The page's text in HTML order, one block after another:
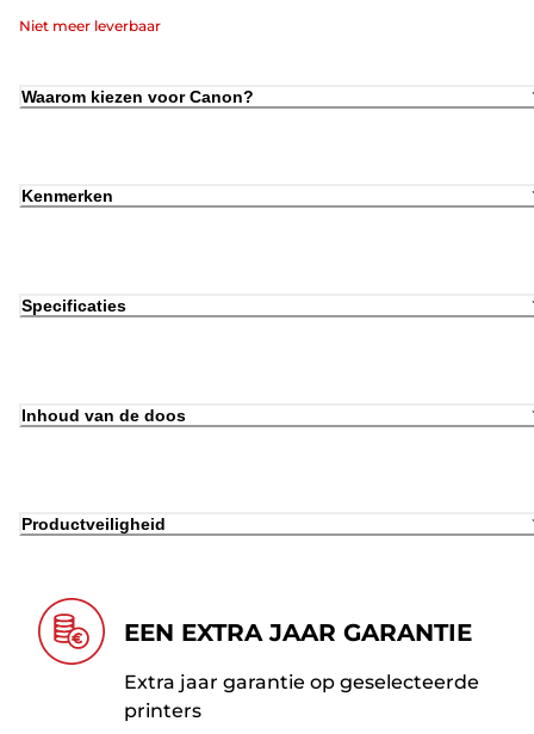
Niet meer leverbaar
Waarom kiezen voor Canon?
Kenmerken
Specificaties
Inhoud van de doos
Productveiligheid
EEN EXTRA JAAR GARANTIE
Extra jaar garantie op geselecteerde
printers